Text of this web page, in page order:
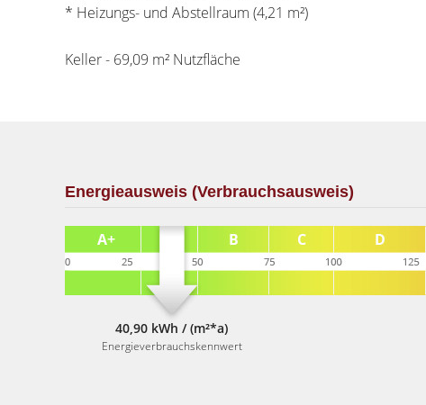
* Heizungs- und Abstellraum (4,21 m²)
Keller - 69,09 m² Nutzfläche
Energieausweis (Verbrauchsausweis)
40,90 kWh / (m²*a)
Energieverbrauchskennwert